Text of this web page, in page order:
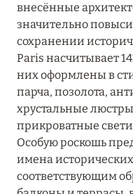
Le Dokhan’s, Paris
Hotel
Le Grand Mazarin
Le Meurice
Lutetia, Paris
Maison Albar – Le
Maison Albar – Le
внесённые
значительно
сохранении
Paris насчитывает
них оформлены в
парча, позолота,
хрустальные
прикроватные
Особую роскошь
имена
соответствующим